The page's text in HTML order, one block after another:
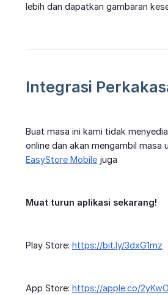
lebih dan dapatkan gambaran
Integrasi
Buat masa ini kami tidak
online dan akan mengambil masa
EasyStore Mobile juga
Muat turun aplikasi sekarang!
Play Store: https://bit.ly/3dxG1mz
App Store: https://apple.co/